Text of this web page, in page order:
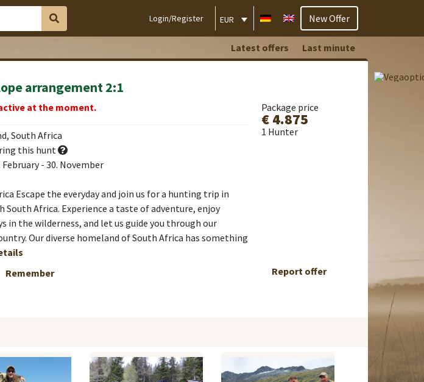
Login/Register EUR New Offer
Latest offers Last minute
arrangement 2:1
at the moment.
South Africa
this hunt
February - 30. November
Escape the everyday and join us for a hunting trip in
South Africa. Experience a taste of adventure, enjoy
in the wilderness, and let us guide you through our
Our diverse homeland of South Africa has something
Remember
Package price
€ 4.875
1 Hunter
Report offer